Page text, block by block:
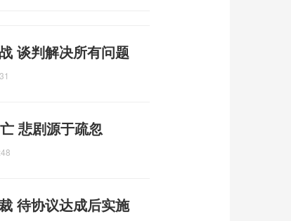
谈判解决所有问题
悲剧源于疏忽
待协议达成后实施